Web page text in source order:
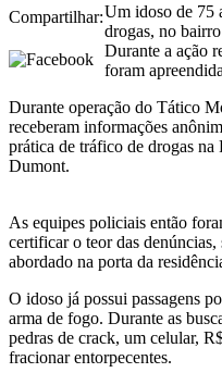
Compartilhar:Um idoso de 75
drogas, no
Durante a ação
foram
Durante operação do Tático
receberam informações
prática de tráfico de drogas
Dumont.
As equipes policiais então
certificar o teor das
abordado na porta da
O idoso já possui passagens
arma de fogo. Durante as
pedras de crack, um celular,
fracionar entorpecentes.